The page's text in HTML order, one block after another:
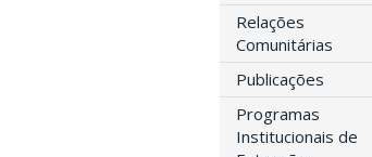
Relações
Comunitárias
Publicações
Programas
Institucionais de